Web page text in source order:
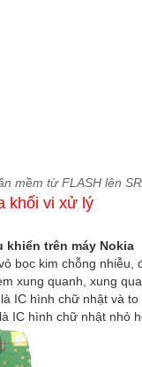
mềm từ FLASH lên
khối vi xử lý
khiển trên máy Nokia
bọc kim chỗng
xung quanh, xung
IC hình chữ nhật và to
IC hình chữ nhật nhỏ